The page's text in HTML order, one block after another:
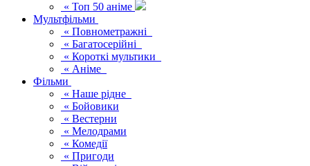
« Топ 50 аніме
Мультфільми
« Повнометражні
« Багатосерійні
« Короткі мультики
« Аніме
Фільми
« Наше рідне
« Бойовики
« Вестерни
« Мелодрами
« Комедії
« Пригоди